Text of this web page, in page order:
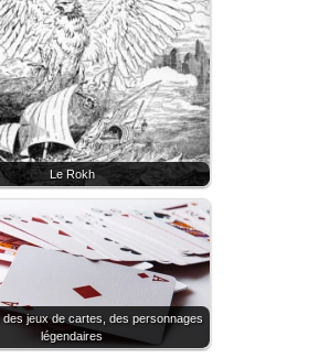
Le Rokh
des jeux de cartes, des personnages
légendaires